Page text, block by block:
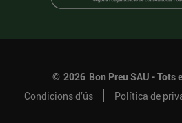
© 2026 Bon Preu SAU - Tots
Condicions d’ús
Política de